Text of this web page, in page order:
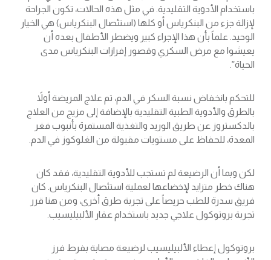
باستخدام الأدوية التقليدية. في مثل هذه الحالات، تكون الجراحة
لإزالة جزء من البنكرياس أو كلها (استئصال البنكرياس) هي الخيار
الوحيد. علماً بأن هذا الإجراء كبير ويضطر الأطفال بعده أن
يعيشوا مع مرض السكري وقصور إفرازات البنكرياس مدى
الحياة”.
للتحكم بانخفاض نسبة السكر في الدم، تم علاج المريضة أولاً
بالطرق والأدوية الطبية التقليدية بالإضافة إلى مزيج من العلاج
بالدكستروز عن طريق الوريد والتغذية المستمرة بأنبوب فغر
المعدة، للحفاظ على مستويات مقبولة من الغلوكوز في الدم.
لكن وبما أن الرضيعة لم تستجب للأدوية التقليدية، فقد كان
هناك خطر متزايد لإخضاعها لعملية استئصال البنكرياس. كان
فريق سدرة للطب حريصاً على تجربة طرق أخرى، ومن هنا قرر
تجربة بروتوكول علاجي جديد باستخدام عقار الألبيليسيب.
بروتوكول إعطاء الألبيليسيب لرضيعة مصابة بفرط فرز